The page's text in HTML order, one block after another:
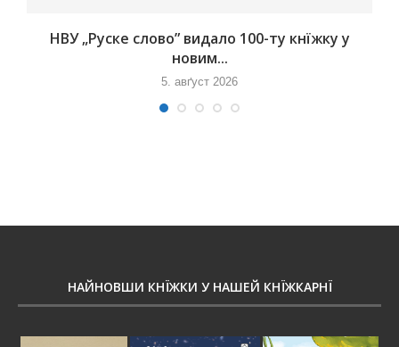
НВУ „Руске слово” видало 100-ту кнїжку у
новим...
5. авґуст 2026
НАЙНОВШИ КНЇЖКИ У НАШЕЙ КНЇЖКАРНЇ